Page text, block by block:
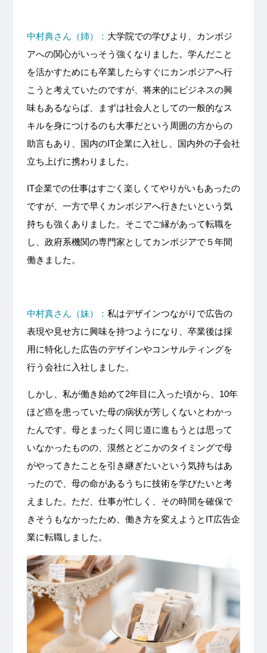
中村典さん（姉）： 大学院での学びより、カンボジ
アへの関心がいっそう強くなりました。学んだこと
を活かすためにも卒業したらすぐにカンボジアへ行
こうと考えていたのですが、将来的にビジネスの興
味もあるならば、まずは社会人としての一般的なス
キルを身につけるのも大事だという周囲の方からの
助言もあり、国内のIT企業に入社し、国内外の子会社
立ち上げに携わりました。
IT企業での仕事はすごく楽しくてやりがいもあったの
ですが、一方で早くカンボジアへ行きたいという気
持ちも強くありました。そこでご縁があって転職を
し、政府系機関の専門家としてカンボジアで５年間
働きました。
中村真さん（妹）： 私はデザインつながりで広告の
表現や見せ方に興味を持つようになり、卒業後は採
用に特化した広告のデザインやコンサルティングを
行う会社に入社しました。
しかし、私が働き始めて2年目に入った頃から、10年
ほど癌を患っていた母の病状が芳しくないとわかっ
たんです。母とまったく同じ道に進もうとは思って
いなかったものの、漠然とどこかのタイミングで母
がやってきたことを引き継ぎたいという気持ちはあ
ったので、母の命があるうちに技術を学びたいと考
えました。ただ、仕事が忙しく、その時間を確保で
きそうもなかったため、働き方を変えようとIT広告企
業に転職しました。